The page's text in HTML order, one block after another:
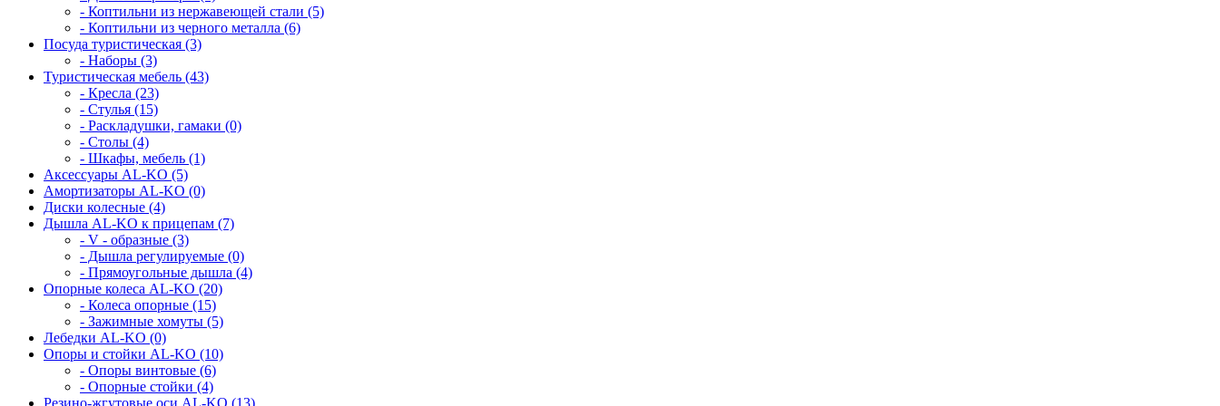
- Коптильни из нержавеющей стали (5)
- Коптильни из черного металла (6)
Посуда туристическая (3)
- Наборы (3)
Туристическая мебель (43)
- Кресла (23)
- Cтулья (15)
- Раскладушки, гамаки (0)
- Столы (4)
- Шкафы, мебель (1)
Аксессуары AL-KO (5)
Амортизаторы AL-KO (0)
Диски колесные (4)
Дышла AL-KO к прицепам (7)
- V - образные (3)
- Дышла регулируемые (0)
- Прямоугольные дышла (4)
Опорные колеса AL-KO (20)
- Колеса опорные (15)
- Зажимные хомуты (5)
Лебедки AL-KO (0)
Опоры и стойки AL-KO (10)
- Опоры винтовые (6)
- Опорные стойки (4)
Резино-жгутовые оси AL-KO (13)